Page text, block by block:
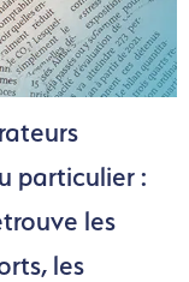
particulier :
les
les